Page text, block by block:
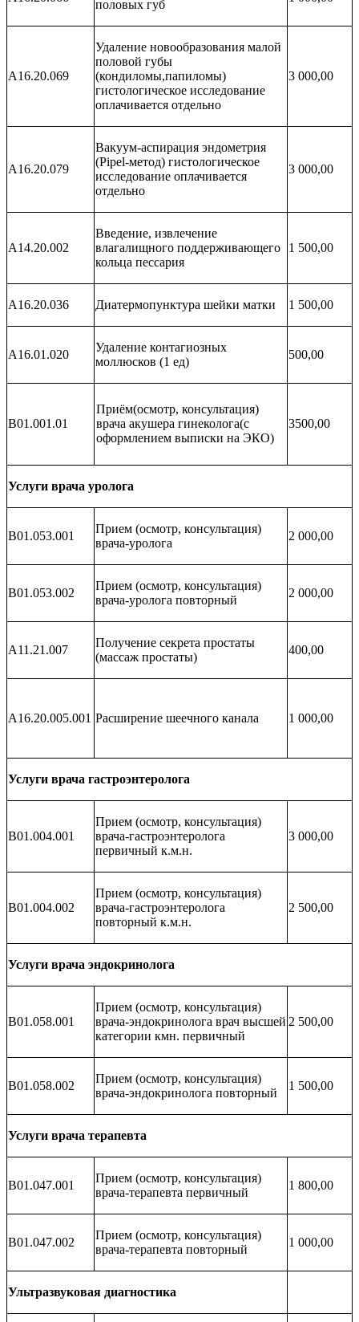
половых губ
A16.20.069
Удаление новообразования малой
половой губы
(кондиломы,папиломы)
гистологическое исследование
оплачивается отдельно
3 000,00
A16.20.079
Вакуум-аспирация эндометрия
(Pipel-метод) гистологическое
исследование оплачивается
отдельно
3 000,00
A14.20.002
Введение, извлечение
влагалищного поддерживающего
кольца пессария
1 500,00
А16.20.036 Диатермопунктура шейки матки 1 500,00
A16.01.020
Удаление контагиозных
моллюсков (1 ед)
500,00
В01.001.01
Приём(осмотр, консультация)
врача акушера гинеколога(с
оформлением выписки на ЭКО)
3500,00
Услуги врача уролога
B01.053.001
Прием (осмотр, консультация)
врача-уролога
2 000,00
B01.053.002
Прием (осмотр, консультация)
врача-уролога повторный
2 000,00
A11.21.007
Получение секрета простаты
(массаж простаты)
400,00
A16.20.005.001 Расширение шеечного канала 1 000,00
Услуги врача гастроэнтеролога
B01.004.001
Прием (осмотр, консультация)
врача-гастроэнтеролога
первичный к.м.н.
3 000,00
B01.004.002
Прием (осмотр, консультация)
врача-гастроэнтеролога
повторный к.м.н.
2 500,00
Услуги врача эндокринолога
B01.058.001
Прием (осмотр, консультация)
врача-эндокринолога врач высшей
категории кмн. первичный
2 500,00
B01.058.002
Прием (осмотр, консультация)
врача-эндокринолога повторный
1 500,00
Услуги врача терапевта
B01.047.001
Прием (осмотр, консультация)
врача-терапевта первичный
1 800,00
B01.047.002
Прием (осмотр, консультация)
врача-терапевта повторный
1 000,00
Ультразвуковая диагностика